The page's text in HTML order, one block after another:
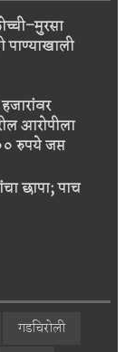
पाण्याखाली
आरोपीला
रुपये जप्त
छापा; पाच
गडचिरोली